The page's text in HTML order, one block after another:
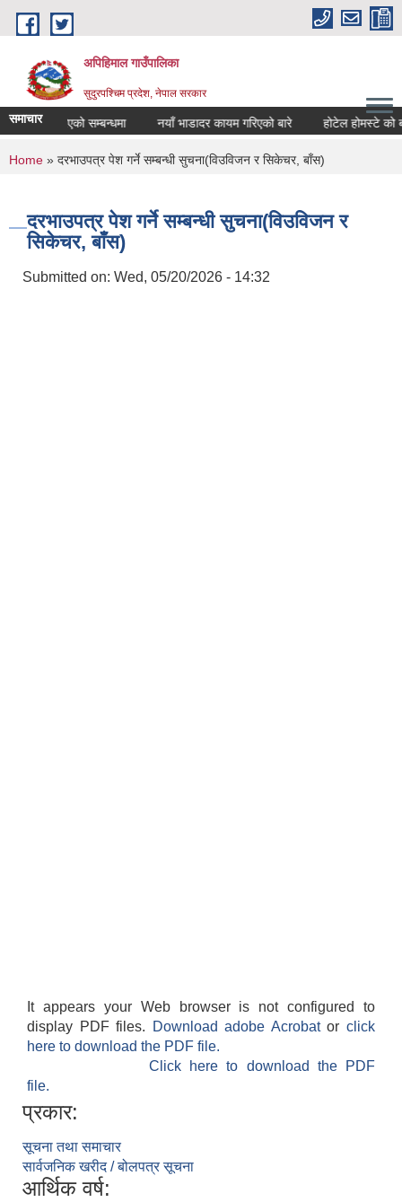
Skip to main content
अपिहिमाल गाउँपालिका
सुदुरपश्चिम प्रदेश, नेपाल सरकार
समाचारगरिएको सम्बन्धमा नयाँ भाडादर कायम गरिएको बारे होटेल होमस्टे को
You are here
Home » दरभाउपत्र पेश गर्ने सम्बन्धी सुचना(विउविजन र सिकेचर, बाँस)
दरभाउपत्र पेश गर्ने सम्बन्धी सुचना(विउविजन र
सिकेचर, बाँस)
Submitted on: Wed, 05/20/2026 - 14:32
It appears your Web browser is not configured to
display PDF files.
Download adobe Acrobatorclick
here to download the PDF file.
Click here to download the PDF
file.
प्रकार:
सूचना तथा समाचार
सार्वजनिक खरीद / बोलपत्र सूचना
आर्थिक वर्ष: